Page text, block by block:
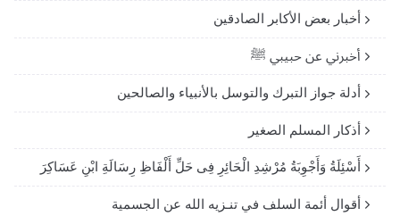
أخبار بعض الأكابر الصادقين
أخبرني عن حبيبي ﷺ
أدلة جواز التبرك والتوسل بالأنبياء والصالحين
أذكار المسلم الصغير
أَسْئِلَةُ وَأَجْوِبَةُ مُرْشِدِ الْحَائِرِ فِى حَلِّ أَلْفَاظِ رِسَالَةِ ابْنِ عَسَاكِرَ
أقوال أئمة السلف في تنـزيه الله عن الجسمية